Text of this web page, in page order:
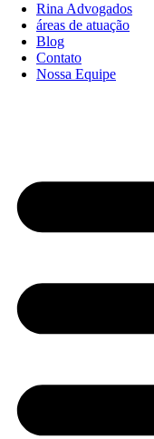
Rina Advogados
áreas de atuação
Blog
Contato
Nossa Equipe